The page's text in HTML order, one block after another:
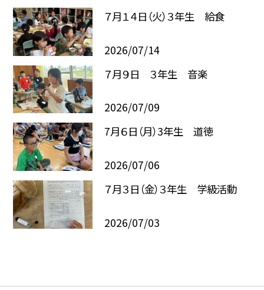
７月１４日（火）３年生 給食
2026/07/14
７月９日 ３年生 音楽
2026/07/09
7月６日（月）3年生 道徳
2026/07/06
７月３日（金）３年生 学級活動
2026/07/03